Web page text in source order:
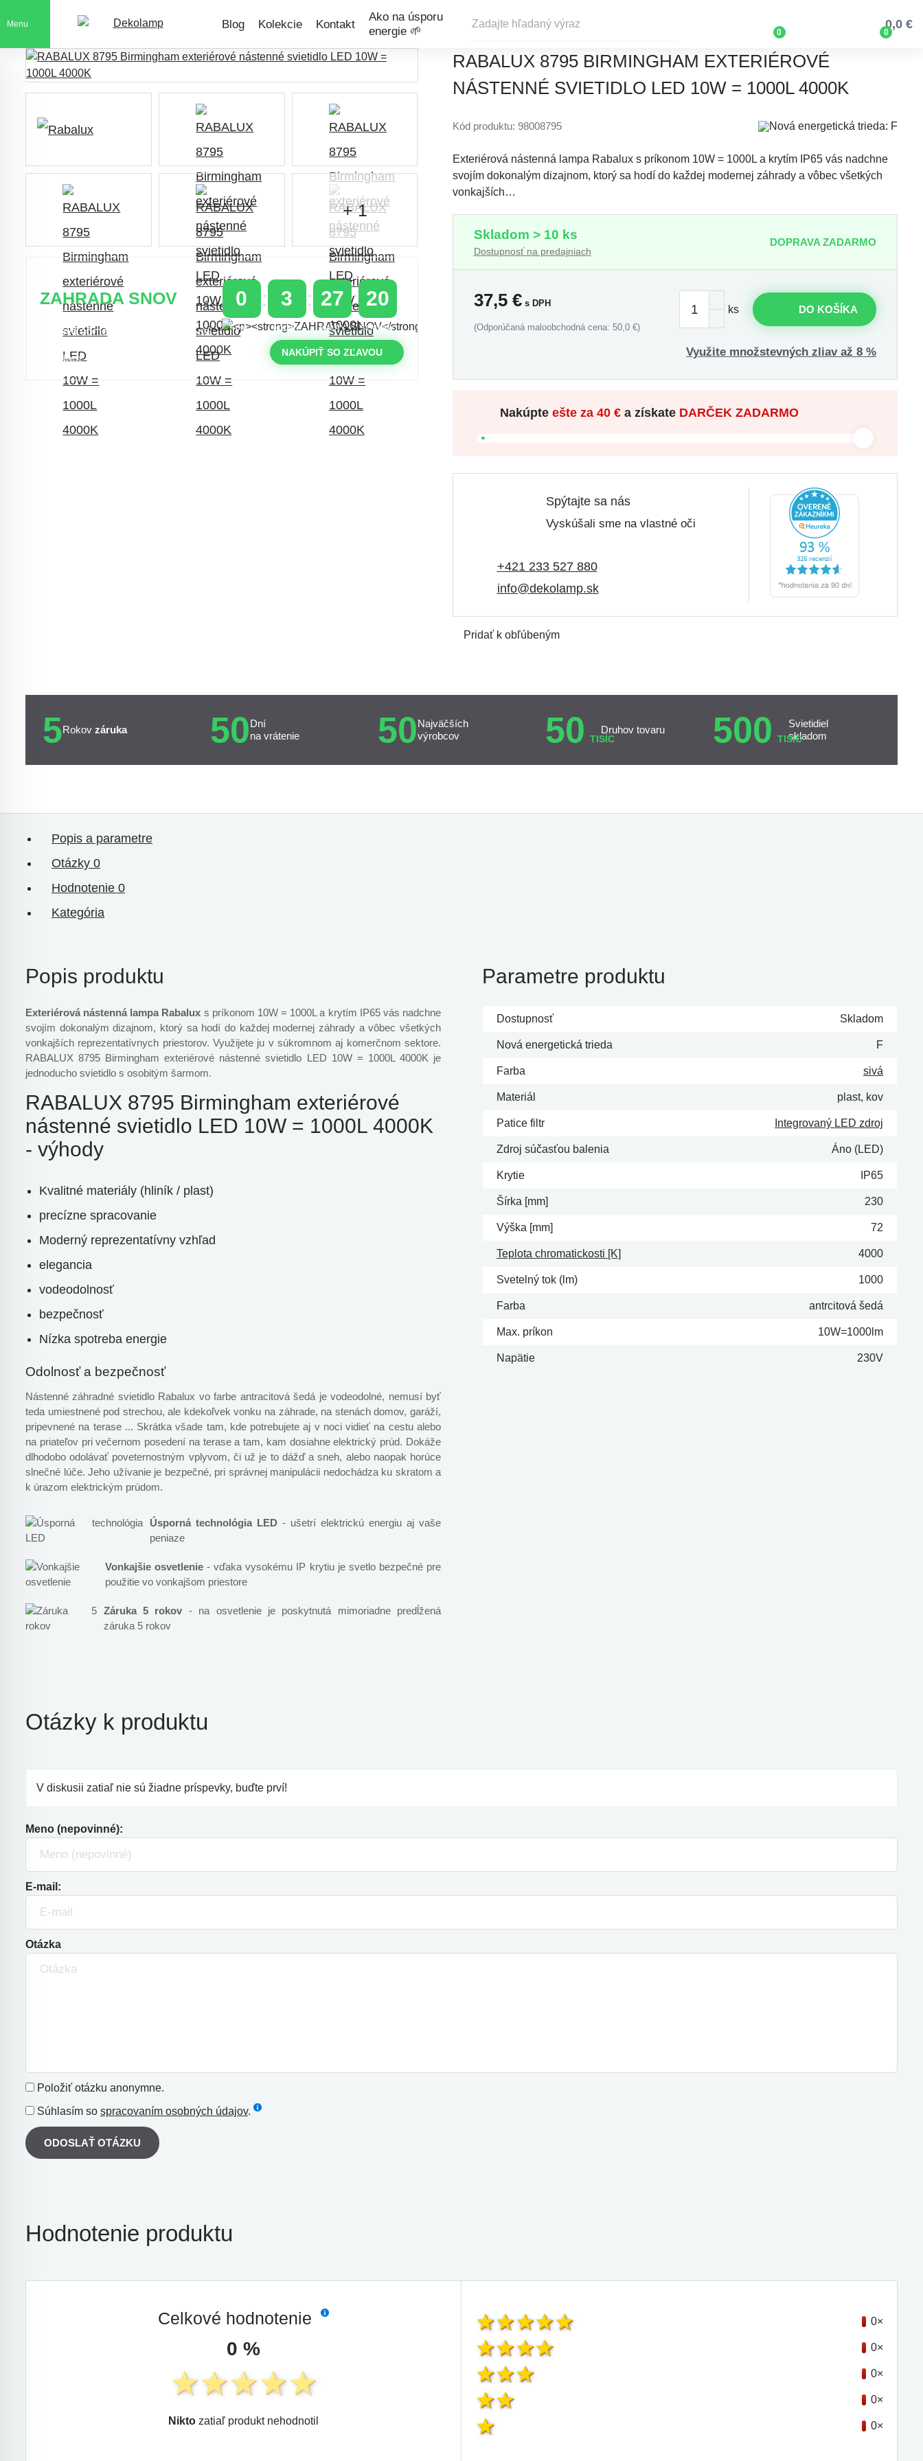
Menu Blog Kolekcie Kontakt
Ako na úsporu
energie 🌱
0 0
0,0 €
RABALUX 8795 BIRMINGHAM EXTERIÉROVÉ ​​
NÁSTENNÉ SVIETIDLO LED 10W = 1000L 4000K
+ 1
ZAHRADA SNOV
Časovo obmedzená zľava 20 % na
s kódom: VIP20SK
0
DNI
3
HODINY
27
MINÚTY
20
SEKUNDY
NAKÚPIŤ SO ZĽAVOU
Kód produktu: 98008795
Exteriérová nástenná lampa Rabalux s príkonom 10W = 1000L a krytím IP65 vás nadchne
svojím dokonalým dizajnom, ktorý sa hodí do každej modernej záhrady a vôbec všetkých
vonkajších…
Skladom > 10 ks
Dostupnosť na predajniach
DOPRAVA ZADARMO
37,5€s DPH
(Odporúčaná maloobchodná cena: 50,0 €)
ks DO KOŠÍKA
Využite množstevných zliav až 8 %
Nakúpte ešte za 40 € a získate DARČEK ZADARMO
Spýtajte sa nás
Vyskúšali sme na vlastné oči
+421 233 527 880
info@dekolamp.sk
Pridať k obľúbeným
5Rokov záruka 50Dní
na vrátenie
50Najväčších
výrobcov
50 TISÍC
Druhov tovaru 500 TISÍC
Svietidiel
skladom
Popis a parametre
Otázky 0
Hodnotenie 0
Kategória
Popis produktu
Exteriérová nástenná lampa Rabalux s príkonom 10W = 1000L a krytím IP65 vás nadchne
svojím dokonalým dizajnom, ktorý sa hodí do každej modernej záhrady a vôbec všetkých
vonkajších reprezentatívnych priestorov. Využijete ju v súkromnom aj komerčnom sektore.
RABALUX 8795 Birmingham exteriérové ​​nástenné svietidlo LED 10W = 1000L 4000K je
jednoducho svietidlo s osobitým šarmom.
RABALUX 8795 Birmingham exteriérové ​​
nástenné svietidlo LED 10W = 1000L 4000K
- výhody
Kvalitné materiály (hliník / plast)
precízne spracovanie
Moderný reprezentatívny vzhľad
elegancia
vodeodolnosť
bezpečnosť
Nízka spotreba energie
Odolnosť a bezpečnosť
Nástenné záhradné svietidlo Rabalux vo farbe antracitová šedá je vodeodolné, nemusí byť
teda umiestnené pod strechou, ale kdekoľvek vonku na záhrade, na stenách domov, garáží,
pripevnené na terase ... Skrátka všade tam, kde potrebujete aj v noci vidieť na cestu alebo
na priateľov pri večernom posedení na terase a tam, kam dosiahne elektrický prúd. Dokáže
dlhodobo odolávať poveternostným vplyvom, či už je to dážď a sneh, alebo naopak horúce
slnečné lúče. Jeho užívanie je bezpečné, pri správnej manipulácii nedochádza ku skratom a
k úrazom elektrickým prúdom.
Úsporná technológia LED- ušetrí elektrickú energiu aj vaše
peniaze
Vonkajšie osvetlenie- vďaka vysokému IP krytiu je svetlo bezpečné pre
použitie vo vonkajšom priestore
Záruka 5 rokov - na osvetlenie je poskytnutá mimoriadne predĺžená
záruka 5 rokov
Parametre produktu
Dostupnosť Skladom
Nová energetická trieda F
Farba sivá
Materiál plast, kov
Patice filtr Integrovaný LED zdroj
Zdroj súčasťou balenia Áno (LED)
Krytie IP65
Šírka [mm] 230
Výška [mm] 72
Teplota chromatickosti [K] 4000
Svetelný tok (lm) 1000
Farba antrcitová šedá
Max. príkon 10W=1000lm
Napätie 230V
Otázky k produktu
V diskusii zatiaľ nie sú žiadne príspevky, buďte prví!
Meno (nepovinné):
E-mail:
Otázka
Položiť otázku anonymne.
Súhlasím so spracovaním osobných údajov.
ODOSLAŤ OTÁZKU
Hodnotenie produktu
Celkové hodnotenie
0 %
Nikto zatiaľ produkt nehodnotil
0×
0×
0×
0×
0×